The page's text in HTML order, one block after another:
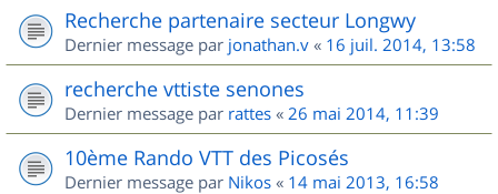
Recherche partenaire secteur Longwy
Dernier message par jonathan.v « 16 juil. 2014, 13:58
recherche vttiste senones
Dernier message par rattes « 26 mai 2014, 11:39
10ème Rando VTT des Picosés
Dernier message par Nikos « 14 mai 2013, 16:58